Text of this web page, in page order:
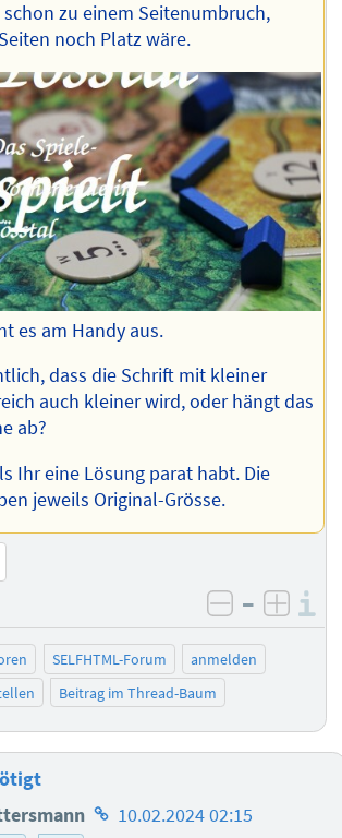
zu einem Seitenumbruch,
noch Platz wäre.
es am Handy aus.
dass die Schrift mit kleiner
auch kleiner wird, oder hängt das
ab?
Ihr eine Lösung parat habt. Die
jeweils Original-Grösse.
negativ
–
SELFHTML-Forum
anmelden
Beitrag im Thread-Baum
Homepage
10.02.2024 02:15